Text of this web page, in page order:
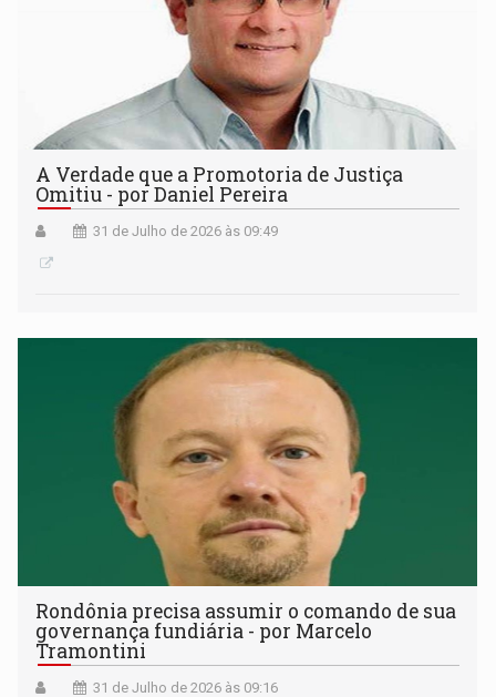
A Verdade que a Promotoria de Justiça
Omitiu - por Daniel Pereira
31 de Julho de 2026 às 09:49
Rondônia precisa assumir o comando de sua
governança fundiária - por Marcelo
Tramontini
31 de Julho de 2026 às 09:16